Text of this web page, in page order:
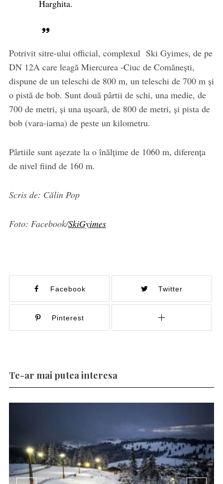
Harghita.
Potrivit sitre-ului official, complexul Ski Gyimes, de pe
DN 12A care leagă Miercurea -Ciuc de Comăneşti,
dispune de un teleschi de 800 m, un teleschi de 700 m și
o pistă de bob. Sunt două pârtii de schi, una medie, de
700 de metri, și una ușoară, de 800 de metri, și pista de
bob (vara-iarna) de peste un kilometru.
Pârtiile sunt așezate la o înălțime de 1060 m, diferenţa
de nivel fiind de 160 m.
Scris de: Călin Pop
Foto: Facebook/SkiGyimes
Facebook Twitter
Pinterest
Te-ar mai putea interesa